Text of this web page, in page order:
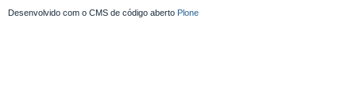
Desenvolvido com o CMS de código aberto Plone